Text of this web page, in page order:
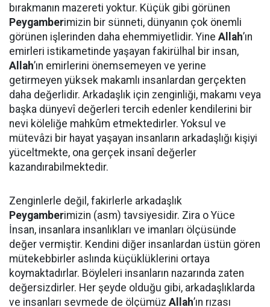
bırakmanın mazereti yoktur. Küçük gibi görünen
Peygamberimizin bir sünneti, dünyanın çok önemli
görünen işlerinden daha ehemmiyetlidir. Yine Allah’ın
emirleri istikametinde yaşayan fakirülhal bir insan,
Allah’ın emirlerini önemsemeyen ve yerine
getirmeyen yüksek makamlı insanlardan gerçekten
daha değerlidir. Arkadaşlık için zenginliği, makamı veya
başka dünyevî değerleri tercih edenler kendilerini bir
nevi köleliğe mahkûm etmektedirler. Yoksul ve
mütevâzi bir hayat yaşayan insanların arkadaşlığı kişiyi
yüceltmekte, ona gerçek insanî değerler
kazandırabilmektedir.
Zenginlerle değil, fakirlerle arkadaşlık
Peygamberimizin (asm) tavsiyesidir. Zira o Yüce
İnsan, insanlara insanlıkları ve imanları ölçüsünde
değer vermiştir. Kendini diğer insanlardan üstün gören
mütekebbirler aslında küçüklüklerini ortaya
koymaktadırlar. Böyleleri insanların nazarında zaten
değersizdirler. Her şeyde olduğu gibi, arkadaşlıklarda
ve insanları sevmede de ölçümüz Allah’ın rızası